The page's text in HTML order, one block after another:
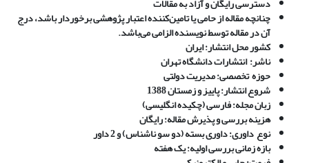
چنانچه مقاله از حامی یا تامین‌کننده اعتبار پژوهشی برخوردار باشد، درج
آن در مقاله توسط نویسنده الزامی می‌باشد.
کشور محل انتشار:ایران
ناشر:انتشارات دانشگاه تهران
حوزهتخصصی:مدیریت دولتی
شروع انتشار:پاییز و زمستان 1388
زبان مجله:فارسی (چکیده انگلیسی)
هزینه بررسی و پذیرش مقاله:رایگان
نوعداوری:داوری بسته (دو سو ناشناس) و 2 داور
بازه زمانی بررسی اولیه:یک هفته